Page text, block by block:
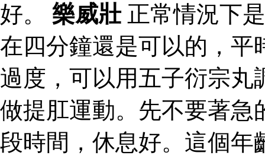
好。 樂威壯正常情況下
在四分鐘還是可以的，平
過度，可以用五子衍宗丸
做提肛運動。先不要著急
段時間，休息好。這個年